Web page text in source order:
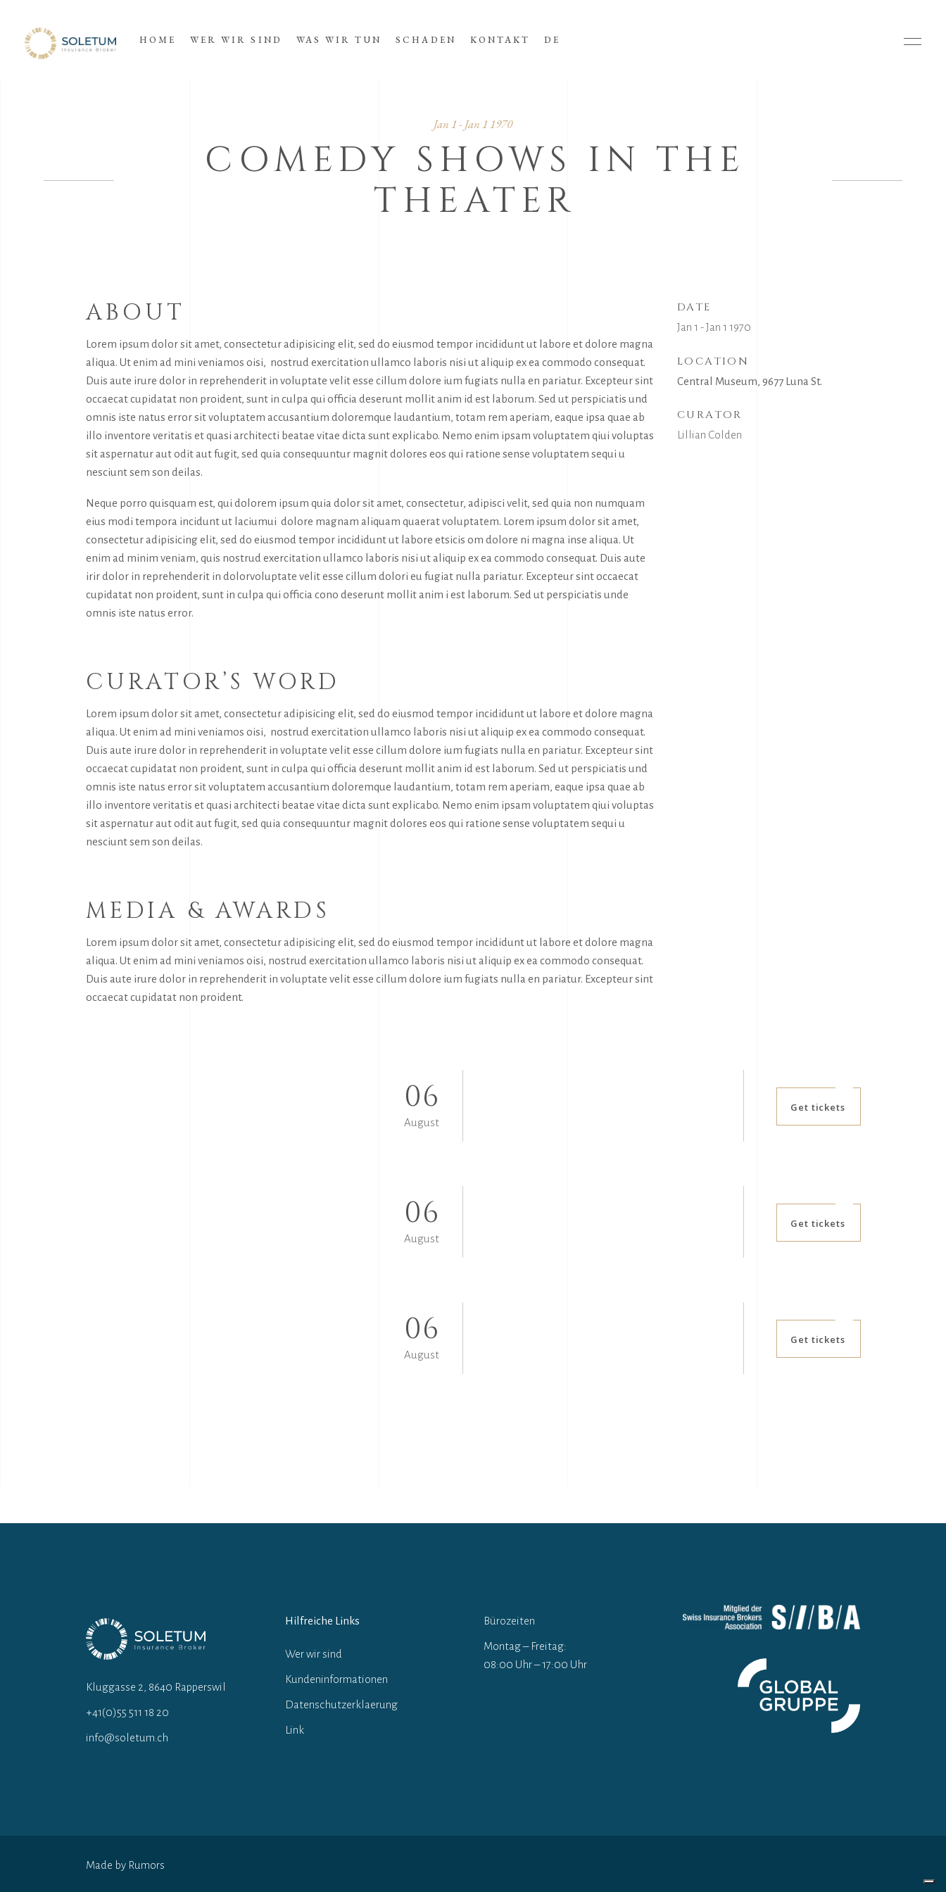
HOME WER WIR SIND WAS WIR TUN SCHADEN KONTAKT DE
Jan 1 - Jan 1 1970
COMEDY SHOWS IN THE
THEATER
ABOUT
Lorem ipsum dolor sit amet, consectetur adipisicing elit, sed do eiusmod tempor incididunt ut labore et dolore magna
aliqua. Ut enim ad mini veniamos oisi, nostrud exercitation ullamco laboris nisi ut aliquip ex ea commodo consequat.
Duis aute irure dolor in reprehenderit in voluptate velit esse cillum dolore ium fugiats nulla en pariatur. Excepteur sint
occaecat cupidatat non proident, sunt in culpa qui officia deserunt mollit anim id est laborum. Sed ut perspiciatis und
omnis iste natus error sit voluptatem accusantium doloremque laudantium, totam rem aperiam, eaque ipsa quae ab
illo inventore veritatis et quasi architecti beatae vitae dicta sunt explicabo. Nemo enim ipsam voluptatem qiui voluptas
sit aspernatur aut odit aut fugit, sed quia consequuntur magnit dolores eos qui ratione sense voluptatem sequi u
nesciunt sem son deilas.
Neque porro quisquam est, qui dolorem ipsum quia dolor sit amet, consectetur, adipisci velit, sed quia non numquam
eius modi tempora incidunt ut laciumui dolore magnam aliquam quaerat voluptatem. Lorem ipsum dolor sit amet,
consectetur adipisicing elit, sed do eiusmod tempor incididunt ut labore etsicis om dolore ni magna inse aliqua. Ut
enim ad minim veniam, quis nostrud exercitation ullamco laboris nisi ut aliquip ex ea commodo consequat. Duis aute
irir dolor in reprehenderit in dolorvoluptate velit esse cillum dolori eu fugiat nulla pariatur. Excepteur sint occaecat
cupidatat non proident, sunt in culpa qui officia cono deserunt mollit anim i est laborum. Sed ut perspiciatis unde
omnis iste natus error.
CURATOR’S WORD
Lorem ipsum dolor sit amet, consectetur adipisicing elit, sed do eiusmod tempor incididunt ut labore et dolore magna
aliqua. Ut enim ad mini veniamos oisi, nostrud exercitation ullamco laboris nisi ut aliquip ex ea commodo consequat.
Duis aute irure dolor in reprehenderit in voluptate velit esse cillum dolore ium fugiats nulla en pariatur. Excepteur sint
occaecat cupidatat non proident, sunt in culpa qui officia deserunt mollit anim id est laborum. Sed ut perspiciatis und
omnis iste natus error sit voluptatem accusantium doloremque laudantium, totam rem aperiam, eaque ipsa quae ab
illo inventore veritatis et quasi architecti beatae vitae dicta sunt explicabo. Nemo enim ipsam voluptatem qiui voluptas
sit aspernatur aut odit aut fugit, sed quia consequuntur magnit dolores eos qui ratione sense voluptatem sequi u
nesciunt sem son deilas.
MEDIA & AWARDS
Lorem ipsum dolor sit amet, consectetur adipisicing elit, sed do eiusmod tempor incididunt ut labore et dolore magna
aliqua. Ut enim ad mini veniamos oisi, nostrud exercitation ullamco laboris nisi ut aliquip ex ea commodo consequat.
Duis aute irure dolor in reprehenderit in voluptate velit esse cillum dolore ium fugiats nulla en pariatur. Excepteur sint
occaecat cupidatat non proident.
DATE
Jan 1 - Jan 1 1970
LOCATION
Central Museum, 9677 Luna St.
CURATOR
Lillian Colden
06
August
Get tickets
06
August
Get tickets
06
August
Get tickets
Kluggasse 2, 8640 Rapperswil
+41(0)55 511 18 20
info@soletum.ch
Hilfreiche Links
Wer wir sind
Kundeninformationen
Datenschutzerklaerung
Link
Bürozeiten
Montag – Freitag:
08:00 Uhr – 17:00 Uhr
Made by Rumors